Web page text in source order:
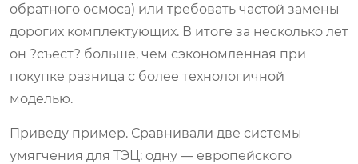
обратного осмоса) или требовать частой замены
дорогих комплектующих. В итоге за несколько лет
он ?съест? больше, чем сэкономленная при
покупке разница с более технологичной
моделью.
Приведу пример. Сравнивали две системы
умягчения для ТЭЦ: одну — европейского